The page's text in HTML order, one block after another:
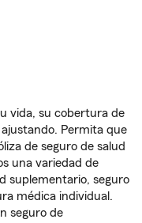
vida, su cobertura de
Permita que
de seguro de salud
una variedad de
suplementario, seguro
médica individual.
seguro de